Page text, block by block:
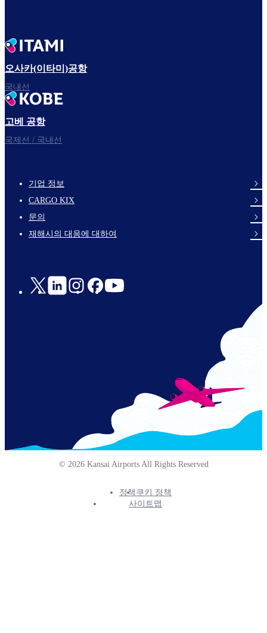
오사카(이타미)공항
국내선
고베 공항
국제선 / 국내선
footer-
links-
en-
기업 정보
CARGO KIX
문의
재해시의 대응에 대하여
Social
© 2026 Kansai Airports All Rights Reserved
Footer
정책 쿠키 정책
사이트맵